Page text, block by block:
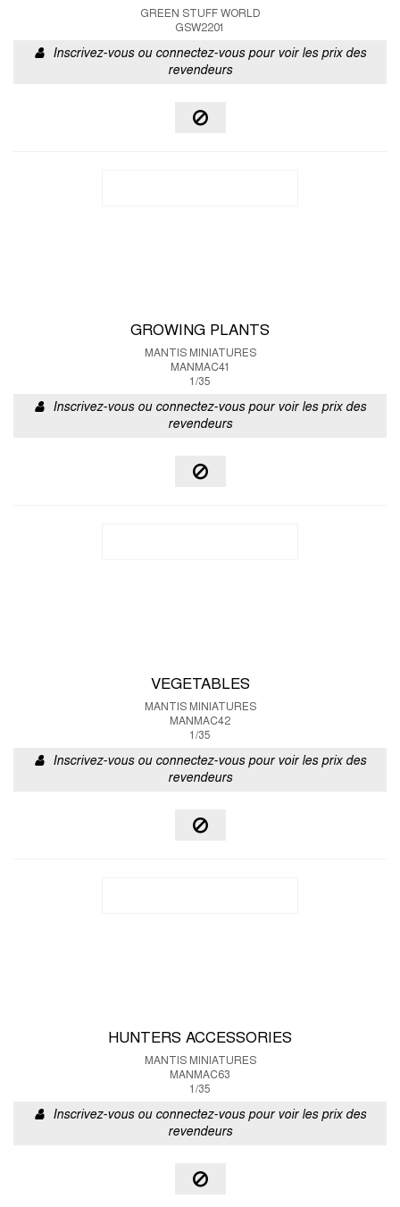
GREEN STUFF WORLD
GSW2201
Inscrivez-vous ou connectez-vous pour voir les prix des
revendeurs
GROWING PLANTS
MANTIS MINIATURES
MANMAC41
1/35
Inscrivez-vous ou connectez-vous pour voir les prix des
revendeurs
VEGETABLES
MANTIS MINIATURES
MANMAC42
1/35
Inscrivez-vous ou connectez-vous pour voir les prix des
revendeurs
HUNTERS ACCESSORIES
MANTIS MINIATURES
MANMAC63
1/35
Inscrivez-vous ou connectez-vous pour voir les prix des
revendeurs